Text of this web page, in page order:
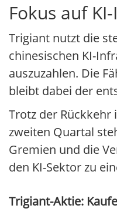
Fokus auf
Trigiant nutzt die
chinesischen KI-
auszuzahlen. Die
bleibt dabei der
Trotz der Rückkehr
zweiten Quartal
Gremien und die
den KI-Sektor zu
Trigiant-Aktie: